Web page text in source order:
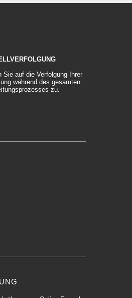
Sie auf die Verfolgung Ihrer
während des gesamten
zu.